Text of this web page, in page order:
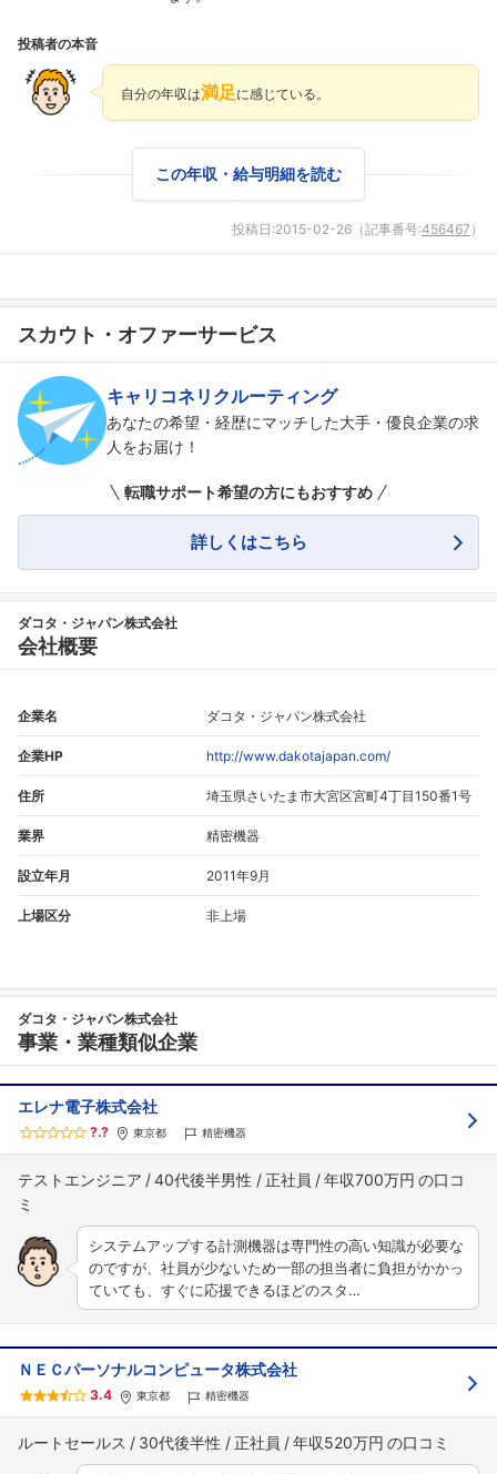
フォローしました
こちらの企業もフォローしませんか？
投稿者の本音
自分の年収は満足 に感じている。
この年収・給与明細を読む
投稿日:2015-02-26 （記事番号:456467 ）
スカウト・オファーサービス
キャリコネリクルーティング
あなたの希望・経歴にマッチした大手・優良企業の求
人をお届け！
転職サポート希望の方にもおすすめ
詳しくはこちら
ダコタ・ジャパン株式会社
会社概要
企業名 ダコタ・ジャパン株式会社
企業HP http://www.dakotajapan.com/
住所 埼玉県さいたま市大宮区宮町4丁目150番1号
業界 精密機器
設立年月 2011年9月
上場区分 非上場
ダコタ・ジャパン株式会社
事業・業種類似企業
エレナ電子株式会社
?.? 東京都 精密機器
テストエンジニア 40代後半男性 正社員 年収700万円
システムアップする計測機器は専門性の高い知識が必要な
のですが、社員が少ないため一部の担当者に負担がかかっ
ていても、すぐに応援できるほどのスタ…
ＮＥＣパーソナルコンピュータ株式会社
3.4 東京都 精密機器
ルートセールス 30代後半性 正社員 年収520万円